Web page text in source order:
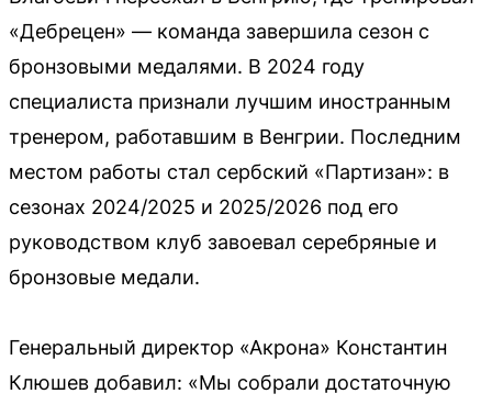
«Дебрецен» — команда завершила сезон с
бронзовыми медалями. В 2024 году
специалиста признали лучшим иностранным
тренером, работавшим в Венгрии. Последним
местом работы стал сербский «Партизан»: в
сезонах 2024/2025 и 2025/2026 под его
руководством клуб завоевал серебряные и
бронзовые медали.
Генеральный директор «Акрона» Константин
Клюшев добавил: «Мы собрали достаточную